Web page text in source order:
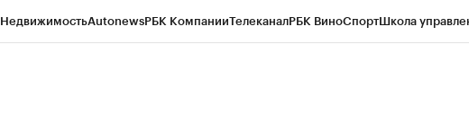
НедвижимостьAutonewsРБК КомпанииТелеканалРБК ВиноСпортШкола